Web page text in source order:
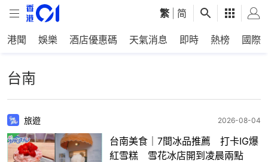
繁 简
港聞 娛樂 酒店優惠碼 天氣消息 即時 熱榜 國際
台南
旅遊 2026-08-04
台南美食｜7間冰品推薦 打卡IG爆
紅雪糕 雪花冰店開到凌晨兩點